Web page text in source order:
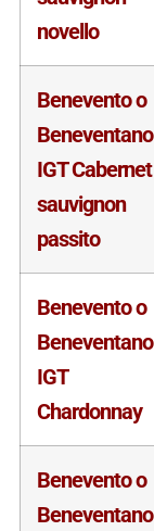
novello
Benevento o
Beneventano
IGT Cabernet
sauvignon
passito
Benevento o
Beneventano
IGT
Chardonnay
Benevento o
Beneventano